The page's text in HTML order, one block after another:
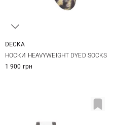
DECKA
НОСКИ HEAVYWEIGHT DYED SOCKS
1 900 грн